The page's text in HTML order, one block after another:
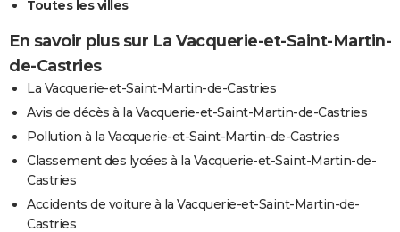
Toutes les villes
En savoir plus sur La Vacquerie-et-Saint-Martin-
de-Castries
La Vacquerie-et-Saint-Martin-de-Castries
Avis de décès à la Vacquerie-et-Saint-Martin-de-Castries
Pollution à la Vacquerie-et-Saint-Martin-de-Castries
Classement des lycées à la Vacquerie-et-Saint-Martin-de-
Castries
Accidents de voiture à la Vacquerie-et-Saint-Martin-de-
Castries